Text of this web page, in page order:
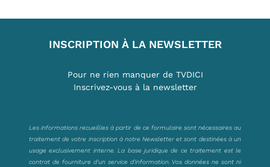
INSCRIPTION À LA NEWSLETTER
Pour ne rien manquer de TVDICI
Inscrivez-vous à la newsletter
Les informations recueillies à partir de ce formulaire sont nécessaires au
traitement de votre inscription à notre Newsletter et sont destinées à un
usage exclusivement interne. La base juridique de ce traitement est le
contrat de fourniture d’un service d’information. Vos données ne sont ni